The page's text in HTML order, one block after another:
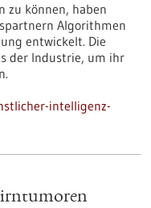
zu können, haben
Algorithmen
entwickelt. Die
der Industrie, um ihr
intelligenz-